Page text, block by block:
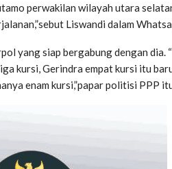
perwakilan wilayah utara
Liswandi dalam
yang siap bergabung dengan dia.
kursi, Gerindra empat kursi itu
enam kursi,”papar politisi PPP